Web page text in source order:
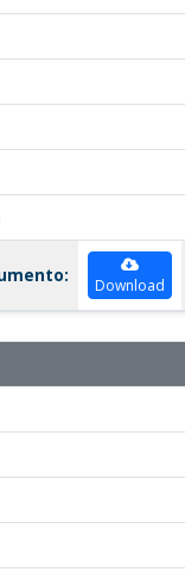
Download